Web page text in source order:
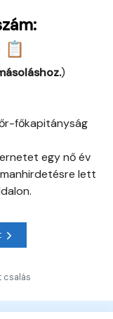
📋
)
főkapitányság
egy nő év
lett
csalás